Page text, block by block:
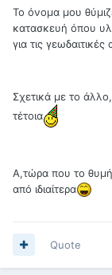
Το όνομα μου
κατασκευή όπου
για τις
Σχετικά με το
τέτοια
Α,τώρα που το
από ιδιαίτερα
Quote